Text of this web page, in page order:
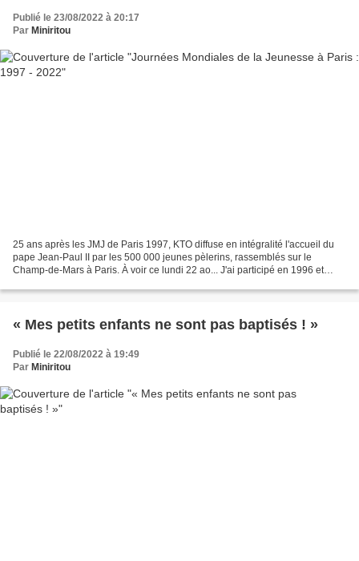
Publié le 23/08/2022 à 20:17
Par Miniritou
25 ans après les JMJ de Paris 1997, KTO diffuse en intégralité l'accueil du
pape Jean-Paul II par les 500 000 jeunes pèlerins, rassemblés sur le
Champ-de-Mars à Paris. À voir ce lundi 22 ao... J'ai participé en 1996 et
« Mes petits enfants ne sont pas baptisés ! »
Publié le 22/08/2022 à 19:49
Par Miniritou